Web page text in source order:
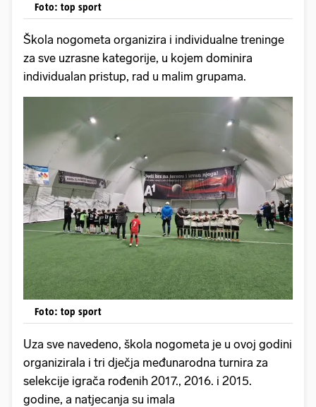
Foto: top sport
Škola nogometa organizira i individualne treninge
za sve uzrasne kategorije, u kojem dominira
individualan pristup, rad u malim grupama.
Foto: top sport
Uza sve navedeno, škola nogometa je u ovoj godini
organizirala i tri dječja međunarodna turnira za
selekcije igrača rođenih 2017., 2016. i 2015.
godine, a natjecanja su imala